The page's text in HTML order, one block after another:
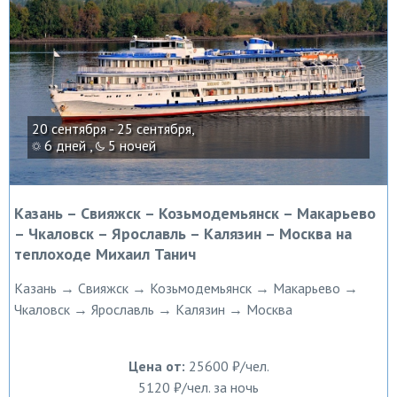
20 сентября - 25 сентября,
6 дней ,
5 ночей
Казань – Свияжск – Козьмодемьянск – Макарьево
– Чкаловск – Ярославль – Калязин – Москва на
теплоходе Михаил Танич
Казань → Свияжск → Козьмодемьянск → Макарьево →
Чкаловск → Ярославль → Калязин → Москва
Цена от: 25600 ₽/чел.
5120 ₽/чел. за ночь